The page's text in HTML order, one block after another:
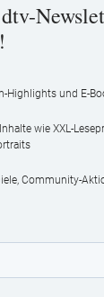
Highlights und E-
wie XXL-
Community-